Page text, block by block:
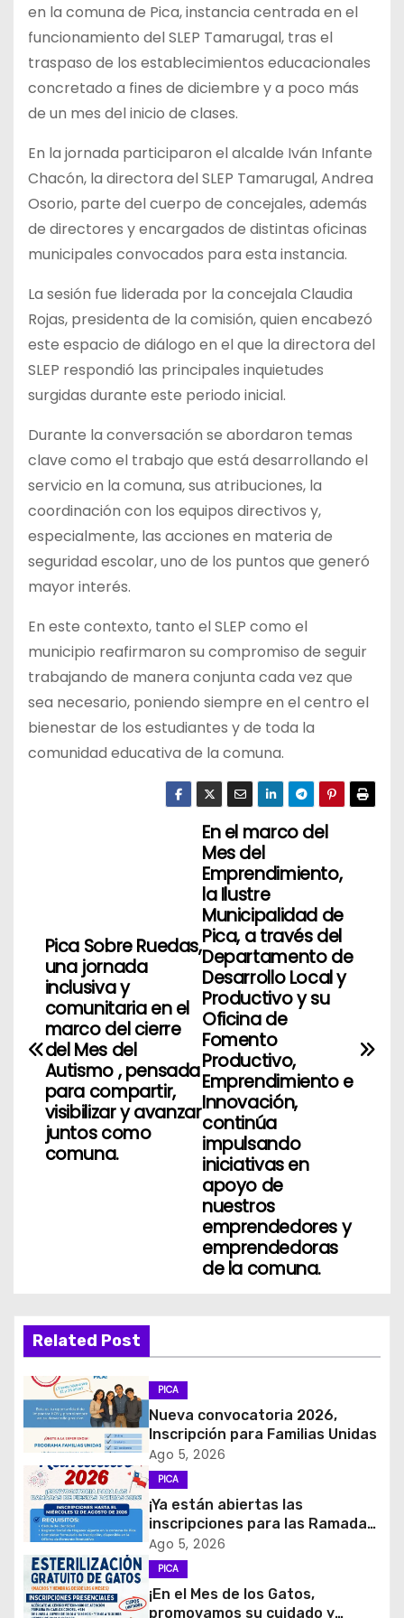
en la comuna de Pica, instancia centrada en el
funcionamiento del SLEP Tamarugal, tras el
traspaso de los establecimientos educacionales
concretado a fines de diciembre y a poco más
de un mes del inicio de clases.
En la jornada participaron el alcalde Iván Infante
Chacón, la directora del SLEP Tamarugal, Andrea
Osorio, parte del cuerpo de concejales, además
de directores y encargados de distintas oficinas
municipales convocados para esta instancia.
La sesión fue liderada por la concejala Claudia
Rojas, presidenta de la comisión, quien encabezó
este espacio de diálogo en el que la directora del
SLEP respondió las principales inquietudes
surgidas durante este periodo inicial.
Durante la conversación se abordaron temas
clave como el trabajo que está desarrollando el
servicio en la comuna, sus atribuciones, la
coordinación con los equipos directivos y,
especialmente, las acciones en materia de
seguridad escolar, uno de los puntos que generó
mayor interés.
En este contexto, tanto el SLEP como el
municipio reafirmaron su compromiso de seguir
trabajando de manera conjunta cada vez que
sea necesario, poniendo siempre en el centro el
bienestar de los estudiantes y de toda la
comunidad educativa de la comuna.
c
n
t
r
a
d
a
s
En el marco del
Mes del
Emprendimiento,
la Ilustre
Municipalidad de
Pica, a través del
Departamento de
Desarrollo Local y
Productivo y su
Oficina de
Fomento
Productivo,
Emprendimiento e
Innovación,
continúa
impulsando
iniciativas en
apoyo de
nuestros
emprendedores y
emprendedoras
de la comuna.
Pica Sobre Ruedas,
una jornada
inclusiva y
comunitaria en el
marco del cierre
del Mes del
Autismo , pensada
para compartir,
visibilizar y avanzar
juntos como
comuna.
Related Post
PICA
Nueva convocatoria 2026,
Inscripción para Familias Unidas
Ago 5, 2026
PICA
¡Ya están abiertas las
inscripciones para las Ramadas
de Fiestas Patrias 2026!
Ago 5, 2026
PICA
¡En el Mes de los Gatos,
promovamos su cuidado y